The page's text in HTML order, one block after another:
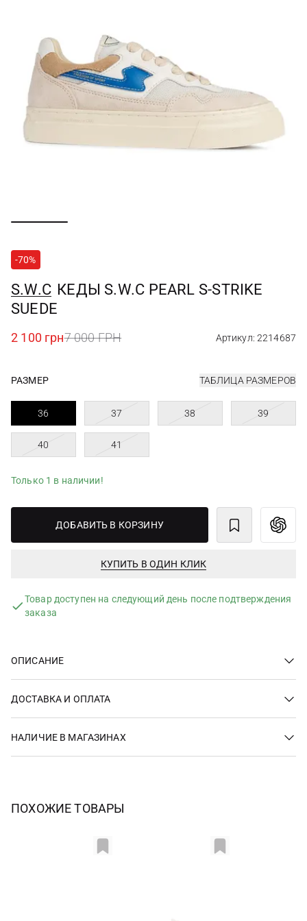
-70%
S.W.C КЕДЫ S.W.C PEARL S-STRIKE
SUEDE
2 100 грн7 000 ГРН Артикул: 2214687
РАЗМЕР ТАБЛИЦА РАЗМЕРОВ
36 37 38 39
40 41
Только 1 в наличии!
ДОБАВИТЬ В КОРЗИНУ
КУПИТЬ В ОДИН КЛИК
Товар доступен на следующий день после подтверждения
заказа
ОПИСАНИЕ
ДОСТАВКА И ОПЛАТА
НАЛИЧИЕ В МАГАЗИНАХ
ПОХОЖИЕ ТОВАРЫ